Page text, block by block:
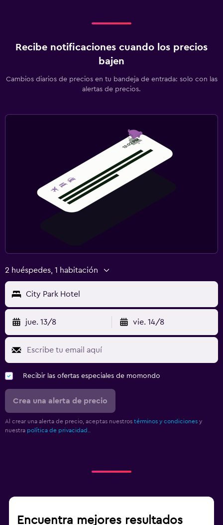
Recibe notificaciones cuando los precios
bajen
Cambios diarios de precios en tu bandeja de entrada: solo con las
alertas de precios.
2 huéspedes, 1 habitación
City Park Hotel
jue. 13/8 vie. 14/8
Recibir las ofertas especiales de momondo
Crea una alerta de precio
Al crear una alerta de precio, aceptas nuestros términos y condiciones y
nuestra política de privacidad.
Encuentra mejores resultados